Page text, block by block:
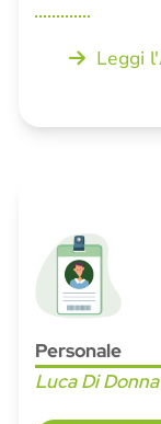
Leggi
Personale
Luca Di Donna